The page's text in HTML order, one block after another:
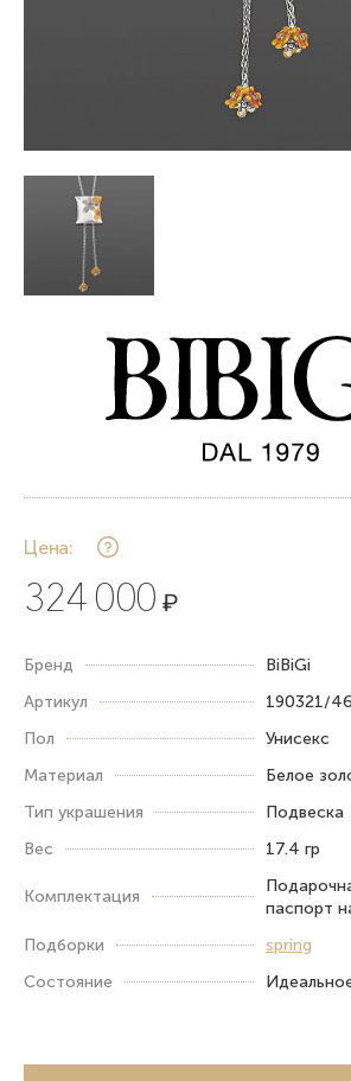
Цена:
324 000 ₽
Бренд
BiBiGi
Артикул
190321/
Пол
Унисекс
Материал
Белое
Тип украшения
Подвеска
Вес
17.4 гр
Комплектация
паспорт
Подборки
spring
Состояние